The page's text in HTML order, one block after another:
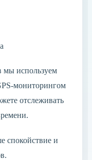
мы используем
мониторингом
отслеживать
и